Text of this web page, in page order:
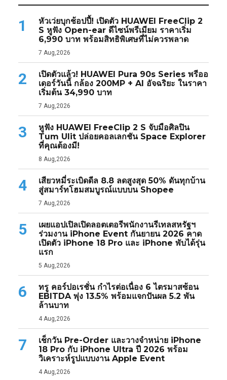
1
หัวเว่ยบุกช้อปปี้! เปิดตัว HUAWEI FreeClip 2
S หูฟัง Open-ear ดีไซน์พรีเมียม ราคาเริ่ม
6,990 บาท พร้อมสิทธิพิเศษที่ไม่ควรพลาด
7 Aug,2026
2
เปิดตัวแล้ว! HUAWEI Pura 90s Series พรีออ
เดอร์วันนี้ กล้อง 200MP + AI อัจฉริยะ ในราคา
เริ่มต้น 34,990 บาท
7 Aug,2026
3
หูฟัง HUAWEI FreeClip 2 S จับมือศิลปิน
Tum Ulit ปล่อยคอลเลกชัน Space Explorer
ที่คุณต้องมี!
8 Aug,2026
4
เสียวหมี่ระเบิดดีล 8.8 ลดสูงสุด 50% ดันทุกบ้าน
สู่สมาร์ทโฮมสมบูรณ์แบบบน Shopee
7 Aug,2026
5
เผยแอปเปิลเปิดลอตเตอรีพนักงานรีเทลสหรัฐฯ
ร่วมงาน iPhone Event กันยายน 2026 คาด
เปิดตัว iPhone 18 Pro และ iPhone พับได้รุ่น
แรก
5 Aug,2026
6
ทรู คอร์ปอเรชั่น กำไรต่อเนื่อง 6 ไตรมาสซ้อน
EBITDA พุ่ง 13.5% พร้อมแจกปันผล 5.2 พัน
ล้านบาท
4 Aug,2026
7
เช็กวัน Pre-Order และวางจำหน่าย iPhone
18 Pro กับ iPhone Ultra ปี 2026 พร้อม
วิเคราะห์รูปแบบงาน Apple Event
4 Aug,2026